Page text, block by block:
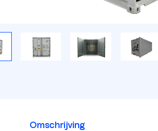
Omschrijving